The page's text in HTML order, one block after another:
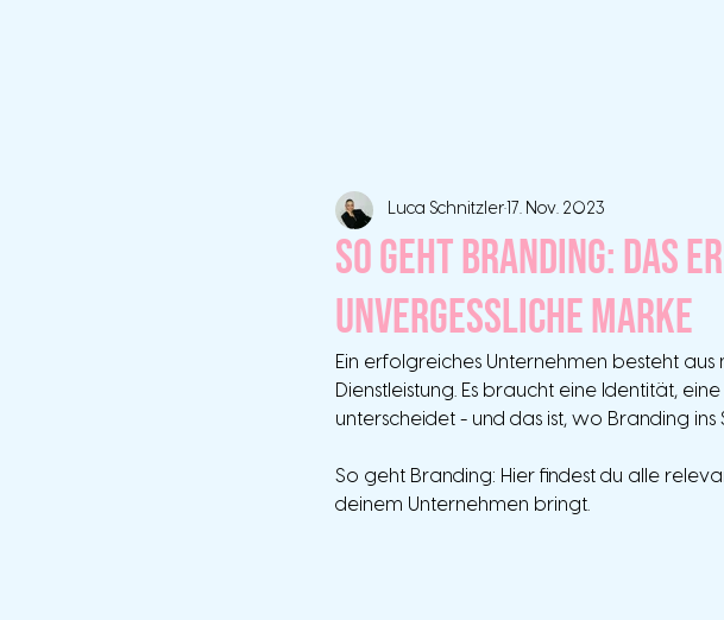
So geht Branding: Das
unvergessliche Marke
Luca Schnitzler 17. Nov. 2023
Ein erfolgreiches Unternehmen besteht
Dienstleistung. Es braucht eine Identität,
unterscheidet - und das ist, wo Branding ins
So geht Branding: Hier findest du alle
deinem Unternehmen bringt.